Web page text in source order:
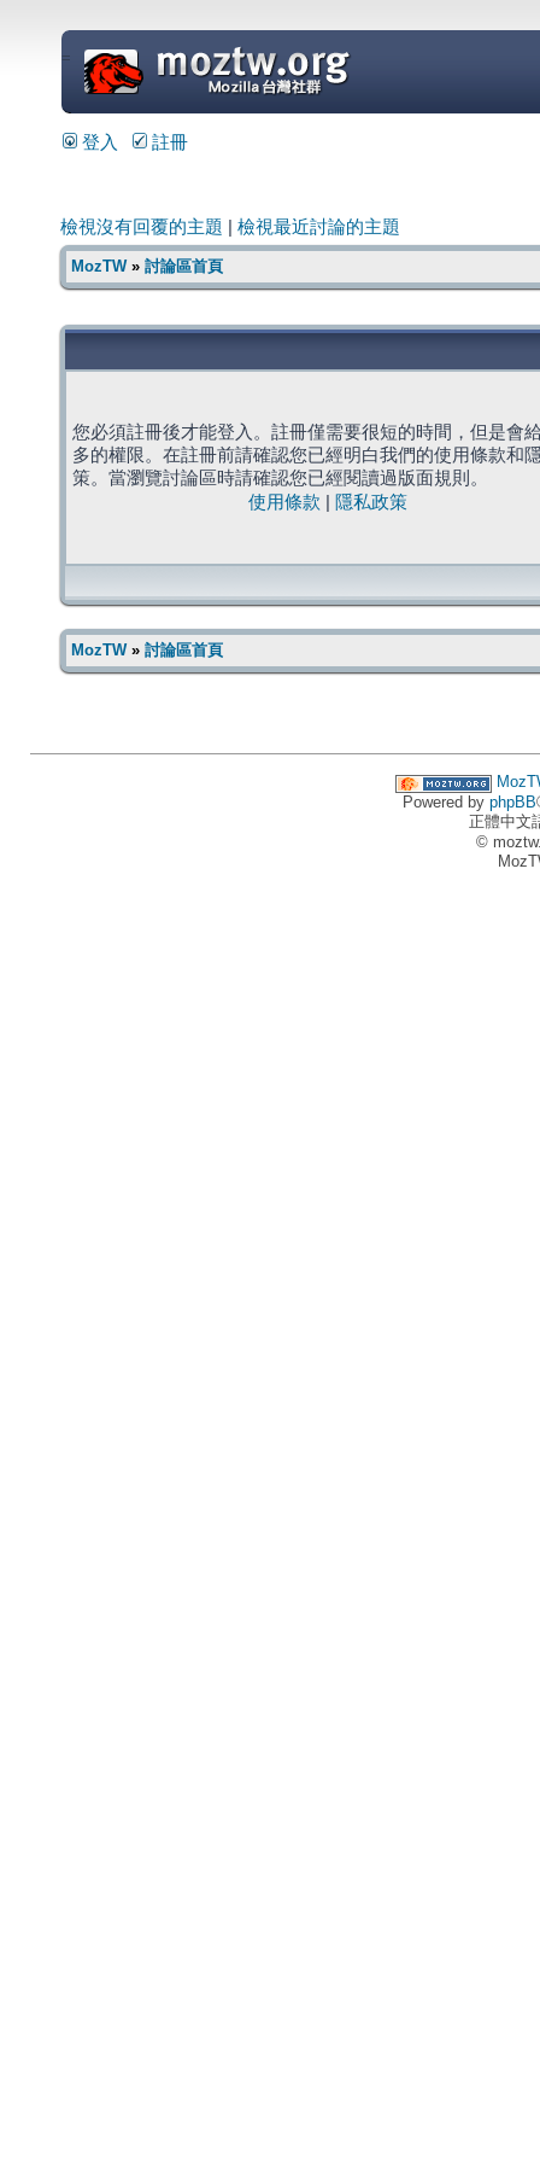
=
登入 註冊
檢視沒有回覆的主題 檢視最近討論的主題
MozTW» 討論區首頁
您必須註冊後才能登入。註冊僅需要很短的時間，但是會
多的權限。在註冊前請確認您已經明白我們的使用條款和
策。當瀏覽討論區時請確認您已經閱讀過版面規則。
使用條款
隱私政策
MozTW» 討論區首頁
Powered by phpBB
正體中文
©